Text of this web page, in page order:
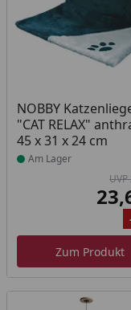
NOBBY
"CAT RELAX"
45 x 31 x 24 cm
Produkt am Lager
Am Lager
Zum Produkt